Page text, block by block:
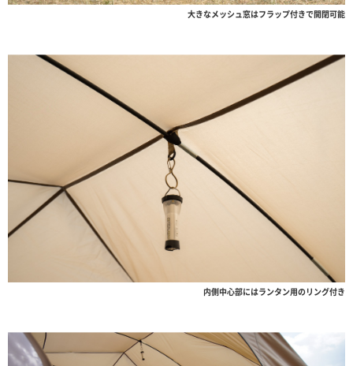
大きなメッシュ窓はフラップ付きで開閉可能
内側中心部にはランタン用のリング付き